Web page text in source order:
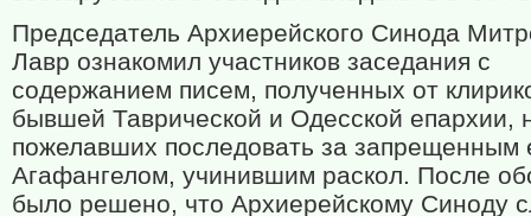
Председатель Архиерейского Синода
Лавр ознакомил участников заседания с
содержанием писем, полученных от
бывшей Таврической и Одесской епархии,
пожелавших последовать за запрещенным
Агафангелом, учинившим раскол. После
было решено, что Архиерейскому Синоду